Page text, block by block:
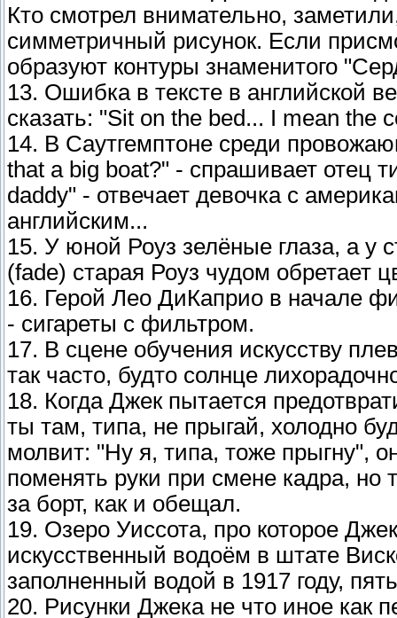
Кто смотрел внимательно,
симметричный рисунок. Если
образуют контуры знаменитого
13. Ошибка в тексте в английской
сказать: "Sit on the bed... I mean
14. В Саутгемптоне среди
that a big boat?" - спрашивает отец
daddy" - отвечает девочка с
английским...
15. У юной Роуз зелёные глаза, а у
(fade) старая Роуз чудом обретает
16. Герой Лео ДиКаприо в начале
- сигареты с фильтром.
17. В сцене обучения искусству
так часто, будто солнце
18. Когда Джек пытается
ты там, типа, не прыгай, холодно
молвит: "Ну я, типа, тоже прыгну",
поменять руки при смене кадра, но
за борт, как и обещал.
19. Озеро Уиссота, про которое
искусственный водоём в штате
заполненный водой в 1917 году,
20. Рисунки Джека не что иное как